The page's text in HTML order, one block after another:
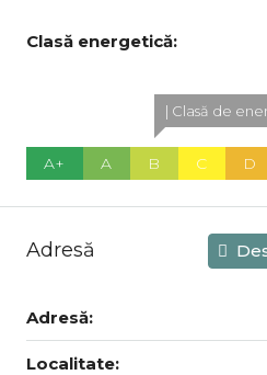
Clasă energetică:
A+ A
| Clasă de
B C D
Adresă
Adresă:
Localitate: